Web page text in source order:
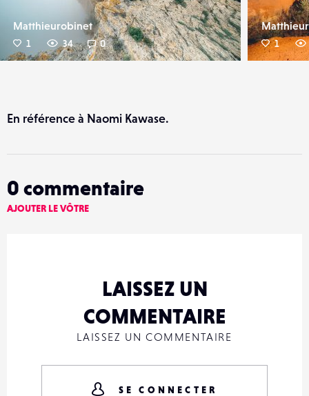
Matthieurobinet
1 34 0 1
En référence à Naomi Kawase.
0 commentaire
AJOUTER LE VÔTRE
LAISSEZ UN
COMMENTAIRE
LAISSEZ UN COMMENTAIRE
SE CONNECTER